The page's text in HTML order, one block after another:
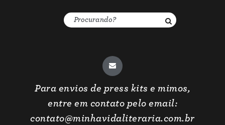
Para envios de press kits e mimos,
entre em contato pelo email:
contato@minhavidaliteraria.com.br